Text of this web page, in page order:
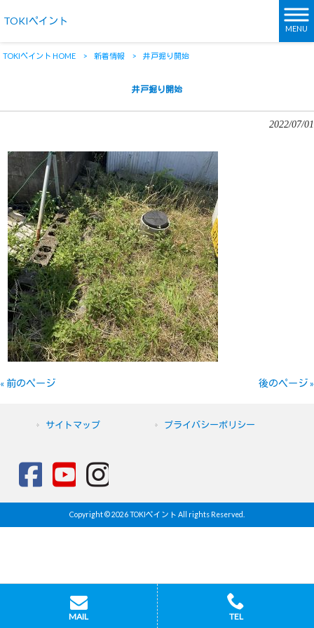
TOKIペイント
MENU
TOKIペイント HOME > 新着情報 > 井戸掘り開始
井戸掘り開始
2022/07/01
« 前のページ 後のページ »
サイトマップ プライバシーポリシー
Copyright © 2026 TOKIペイント All rights Reserved.
MAIL TEL